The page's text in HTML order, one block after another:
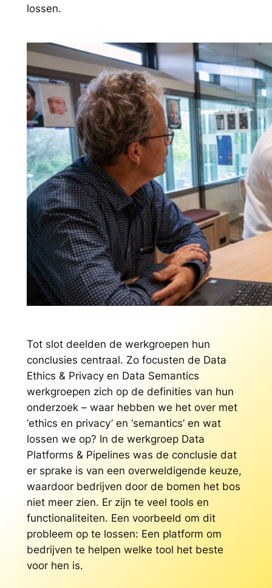
lossen.
Tot slot deelden de werkgroepen hun
conclusies centraal. Zo focusten de Data
Ethics & Privacyen Data Semantics
werkgroepen zich op de definities van hun
onderzoek – waar hebben we het over met
‘ethics en privacy’ en ‘semantics’ en wat
lossen we op? In de werkgroep Data
Platforms & Pipelines was de conclusie dat
er sprake is van een overweldigende keuze,
waardoor bedrijven door de bomen het bos
niet meer zien. Er zijn te veel tools en
functionaliteiten. Een voorbeeld om dit
probleem op te lossen: Een platform om
bedrijven te helpen welke tool het beste
voor hen is.